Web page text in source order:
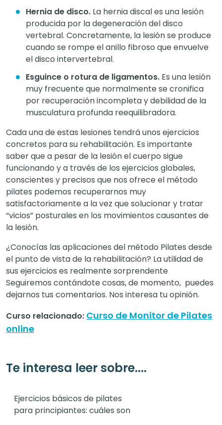
Hernia de disco. La hernia discal es una lesión
producida por la degeneración del disco
vertebral. Concretamente, la lesión se produce
cuando se rompe el anillo fibroso que envuelve
el disco intervertebral.
Esguince o rotura de ligamentos. Es una lesión
muy frecuente que normalmente se cronifica
por recuperación incompleta y debilidad de la
musculatura profunda reequilibradora.
Cada una de estas lesiones tendrá unos ejercicios
concretos para su rehabilitación. Es importante
saber que a pesar de la lesión el cuerpo sigue
funcionando y a través de los ejercicios globales,
conscientes y precisos que nos ofrece el método
pilates podemos recuperarnos muy
satisfactoriamente a la vez que solucionar y tratar
“vicios” posturales en los movimientos causantes de
la lesión.
¿Conocías las aplicaciones del método Pilates desde
el punto de vista de la rehabilitación? La utilidad de
sus ejercicios es realmente sorprendente
Seguiremos contándote cosas, de momento, puedes
dejarnos tus comentarios. Nos interesa tu opinión.
Curso relacionado: Curso de Monitor de Pilates
online
Te interesa leer sobre....
Ejercicios básicos de pilates
para principiantes: cuáles son